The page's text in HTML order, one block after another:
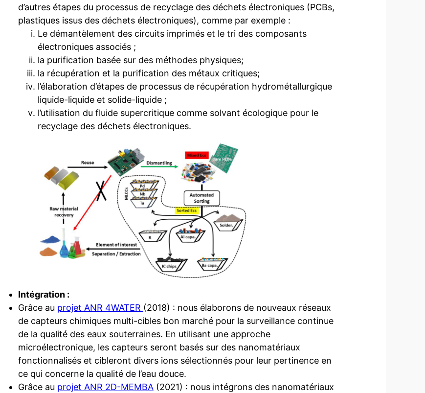
d’autres étapes du processus de recyclage des déchets électroniques (PCBs,
plastiques issus des déchets électroniques), comme par exemple :
Le démantèlement des circuits imprimés et le tri des composants
électroniques associés ;
la purification basée sur des méthodes physiques;
la récupération et la purification des métaux critiques;
l’élaboration d’étapes de processus de récupération hydrométallurgique
liquide-liquide et solide-liquide ;
l’utilisation du fluide supercritique comme solvant écologique pour le
recyclage des déchets électroniques.
Intégration :
Grâce au projet ANR 4WATER (2018) : nous élaborons de nouveaux réseaux
de capteurs chimiques multi-cibles bon marché pour la surveillance continue
de la qualité des eaux souterraines. En utilisant une approche
microélectronique, les capteurs seront basés sur des nanomatériaux
fonctionnalisés et cibleront divers ions sélectionnés pour leur pertinence en
ce qui concerne la qualité de l’eau douce.
Grâce au projet ANR 2D-MEMBA (2021) : nous intégrons des nanomatériaux